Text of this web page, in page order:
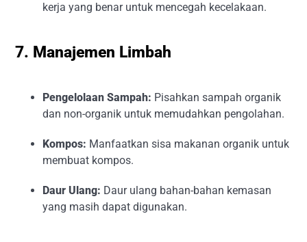
kerja yang benar untuk mencegah kecelakaan.
7. Manajemen Limbah
Pengelolaan Sampah: Pisahkan sampah organik
dan non-organik untuk memudahkan pengolahan.
Kompos: Manfaatkan sisa makanan organik untuk
membuat kompos.
Daur Ulang: Daur ulang bahan-bahan kemasan
yang masih dapat digunakan.